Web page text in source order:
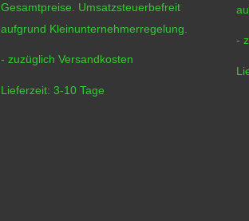
Gesamtpreise. Umsatzsteuerbefreit
aufgrund Kleinunternehmerregelung.
- zuzüglichVersandkosten
Lieferzeit:3-10 Tage
-